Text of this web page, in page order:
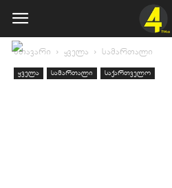
მთავარი ყველა სამართალი
ყველა სამართალი საქართველო